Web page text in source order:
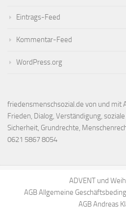
Eintrags-Feed
Kommentar-Feed
WordPress.org
friedensmenschsozial.de von und mit
Frieden, Dialog, Verständigung,
Sicherheit, Grundrechte,
0621 5867 8054
ADVENT und
AGB Allgemeine
AGB Andreas